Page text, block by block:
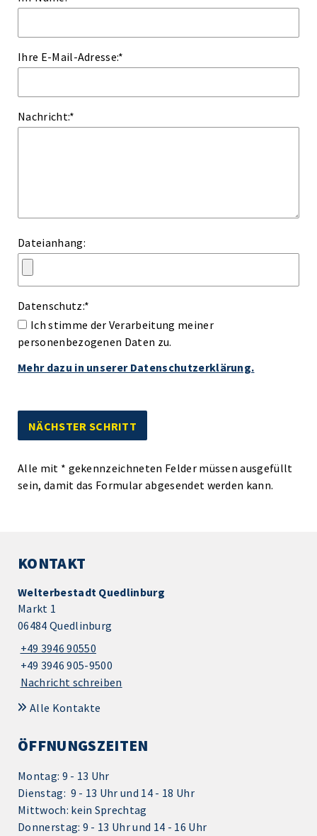
Ihre E-Mail-Adresse:*
Nachricht:*
Dateianhang:
Datenschutz:*
Ich stimme der Verarbeitung meiner
personenbezogenen Daten zu.
Mehr dazu in unserer Datenschutzerklärung.
Alle mit * gekennzeichneten Felder müssen ausgefüllt
sein, damit das Formular abgesendet werden kann.
KONTAKT
Welterbestadt Quedlinburg
Markt 1
06484 Quedlinburg
+49 3946 90550
+49 3946 905-9500
Nachricht schreiben
Alle Kontakte
ÖFFNUNGSZEITEN
Montag: 9 - 13 Uhr
Dienstag: 9 - 13 Uhr und 14 - 18 Uhr
Mittwoch: kein Sprechtag
Donnerstag: 9 - 13 Uhr und 14 - 16 Uhr